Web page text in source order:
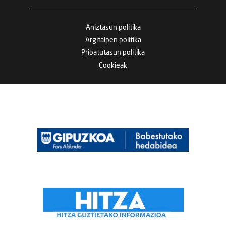
Aniztasun politika
Argitalpen politika
Pribatutasun politika
Cookieak